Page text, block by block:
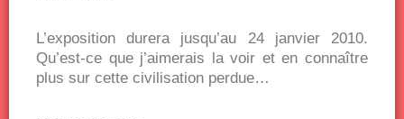
L’exposition durera jusqu’au 24 janvier 2010.
Qu’est-ce que j’aimerais la voir et en connaître
plus sur cette civilisation perdue…